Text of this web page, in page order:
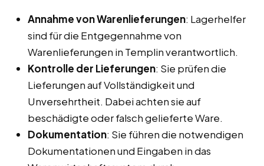
Annahme von Warenlieferungen: Lagerhelfer
sind für die Entgegennahme von
Warenlieferungen in Templin verantwortlich.
Kontrolle der Lieferungen: Sie prüfen die
Lieferungen auf Vollständigkeit und
Unversehrtheit. Dabei achten sie auf
beschädigte oder falsch gelieferte Ware.
Dokumentation: Sie führen die notwendigen
Dokumentationen und Eingaben in das